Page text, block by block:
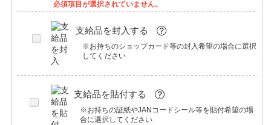
必須項目が選択されていません。
支給品を封入する
※お持ちのショップカード等の封入希望の場合に選択
してください
支給品を貼付する
※お持ちの証紙やJANコードシール等を貼付希望の場
合に選択してください